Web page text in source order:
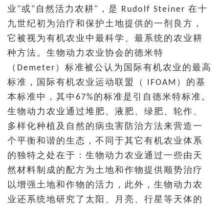
业"或"自然活力农耕"，是 Rudolf Steiner 在十
九世纪初为治疗和保护土地提供的一剂良方，
它被视为有机农业中最科学、最系统的农业耕
种方法。生物动力农业协会的德米特
（Demeter）标准被公认为国际有机农业的最高
标准，国际有机农业运动联盟（ IFOAM）的基
本标准中，其中67%的标准是引自德米特标准。
生物动力农业通过堆肥、液肥、绿肥、轮作、
多样化种植及自然的病虫害防治方法来营造一
个平衡和谐的生态，不同于其它有机农业体系
的独特之处在于：生物动力农业通过一些由天
然材料制成的配方为土地和作物提供顺势治疗
以增强土地和作物的活力，此外，生物动力农
业还系统地研究了太阳、月亮、行星等天体的